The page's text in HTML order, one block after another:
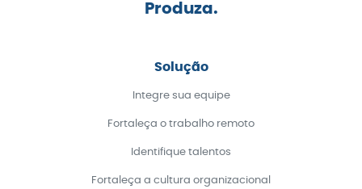
Produza.
Solução
Integre sua equipe
Fortaleça o trabalho remoto
Identifique talentos
Fortaleça a cultura organizacional